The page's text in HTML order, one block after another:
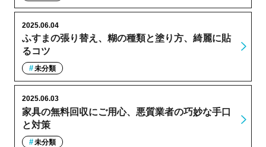
ふすまの張り替え、糊の種類と塗り方、綺麗に貼
るコツ
2025.06.04
未分類
家具の無料回収にご用心、悪質業者の巧妙な手口
と対策
2025.06.03
未分類